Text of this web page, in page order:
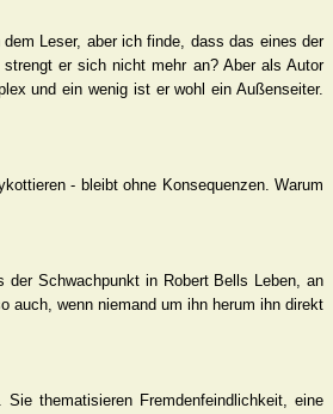
Leser, aber ich finde, dass das eines der
er sich nicht mehr an? Aber als Autor
und ein wenig ist er wohl ein Außenseiter.
- bleibt ohne Konsequenzen. Warum
der Schwachpunkt in Robert Bells Leben, an
auch, wenn niemand um ihn herum ihn direkt
thematisieren Fremdenfeindlichkeit, eine